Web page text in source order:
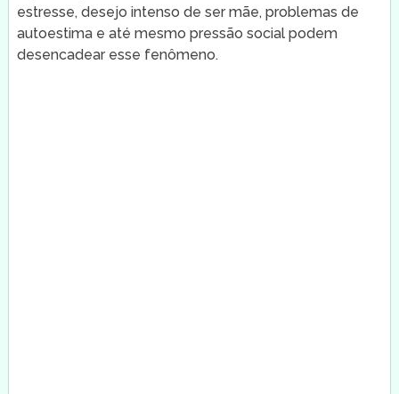
estresse, desejo intenso de ser mãe, problemas de
autoestima e até mesmo pressão social podem
desencadear esse fenômeno.